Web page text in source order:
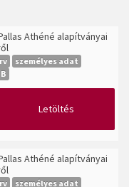
Athéné alapítványai
személyes adat
Letöltés
Athéné alapítványai
személyes adat